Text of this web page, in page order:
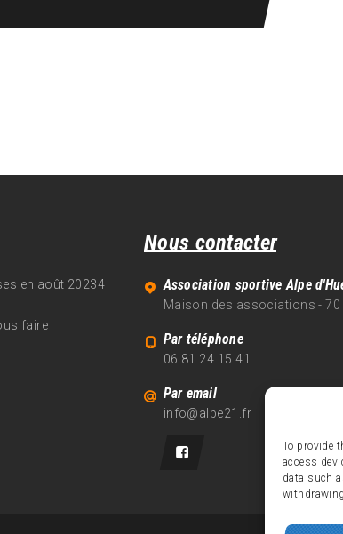
To provide
access
data such
en août 20234
faire
Nous contacter
Association sportive Alpe
Maison des associations - 70
Par téléphone
06 81 24 15 41
Par email
info@alpe21.fr